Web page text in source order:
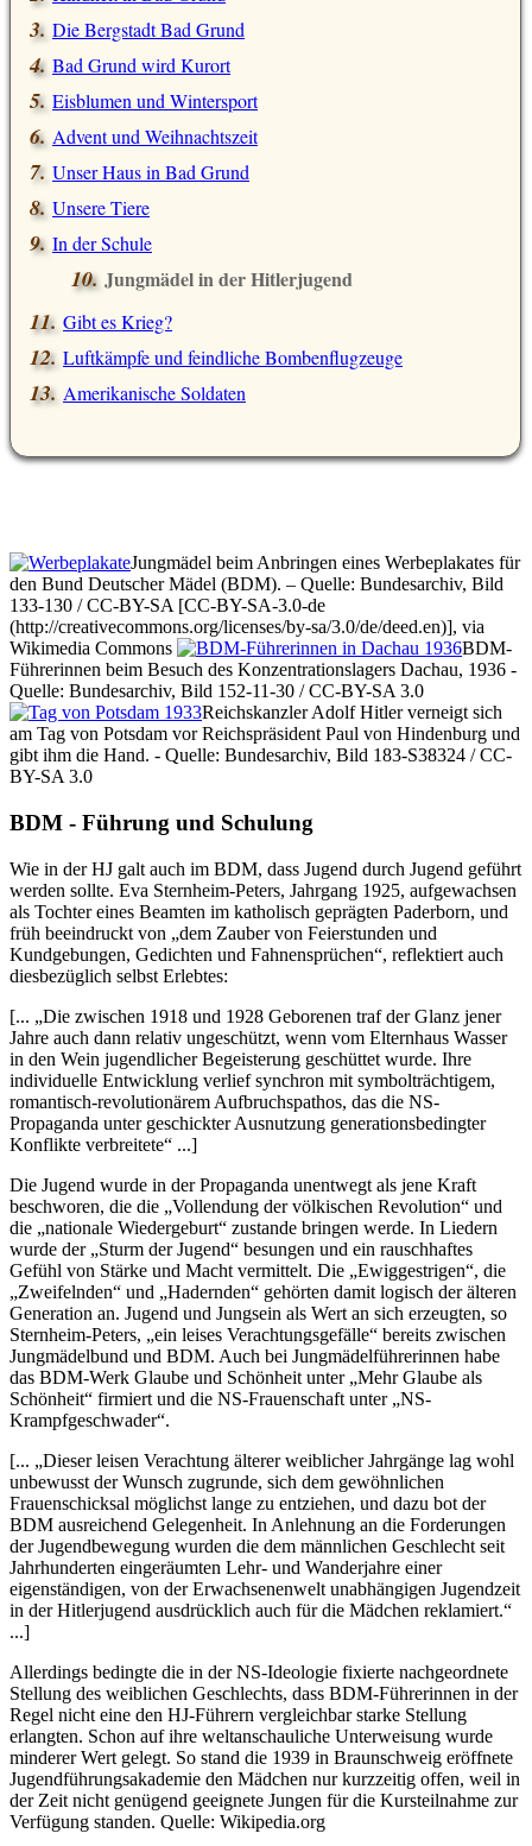
Die Bergstadt Bad Grund
Bad Grund wird Kurort
Eisblumen und Wintersport
Advent und Weihnachtszeit
Unser Haus in Bad Grund
Unsere Tiere
In der Schule
Jungmädel in der Hitlerjugend
Gibt es Krieg?
Luftkämpfe und feindliche Bombenflugzeuge
Amerikanische Soldaten
Jungmädel beim Anbringen eines Werbeplakates für
den Bund Deutscher Mädel (BDM). – Quelle: Bundesarchiv, Bild
133-130 / CC-BY-SA [CC-BY-SA-3.0-de
(http://creativecommons.org/licenses/by-sa/3.0/de/deed.en)], via
Wikimedia Commons
BDM-
Führerinnen beim Besuch des Konzentrationslagers Dachau, 1936 -
Quelle: Bundesarchiv, Bild 152-11-30 / CC-BY-SA 3.0
Reichskanzler Adolf Hitler verneigt sich
am Tag von Potsdam vor Reichspräsident Paul von Hindenburg und
gibt ihm die Hand. - Quelle: Bundesarchiv, Bild 183-S38324 / CC-
BY-SA 3.0
BDM - Führung und Schulung
Wie in der HJ galt auch im BDM, dass Jugend durch Jugend geführt
werden sollte. Eva Sternheim-Peters, Jahrgang 1925, aufgewachsen
als Tochter eines Beamten im katholisch geprägten Paderborn, und
früh beeindruckt von
dem Zauber von Feierstunden und
Kundgebungen, Gedichten und Fahnensprüchen , reflektiert auch
diesbezüglich selbst Erlebtes:
[...
Die zwischen 1918 und 1928 Geborenen traf der Glanz jener
Jahre auch dann relativ ungeschützt, wenn vom Elternhaus Wasser
in den Wein jugendlicher Begeisterung geschüttet wurde. Ihre
individuelle Entwicklung verlief synchron mit symbolträchtigem,
romantisch-revolutionärem Aufbruchspathos, das die NS-
Propaganda unter geschickter Ausnutzung generationsbedingter
Konflikte verbreitete
...]
Die Jugend wurde in der Propaganda unentwegt als jene Kraft
beschworen, die die
Vollendung der völkischen Revolution
und
die
nationale Wiedergeburt
zustande bringen werde. In Liedern
wurde der
Sturm der Jugend
besungen und ein rauschhaftes
Gefühl von Stärke und Macht vermittelt. Die
Ewiggestrigen , die
Zweifelnden
und Hadernden
gehörten damit logisch der älteren
Generation an. Jugend und Jungsein als Wert an sich erzeugten, so
Sternheim-Peters,
ein leises Verachtungsgefälle
bereits zwischen
Jungmädelbund und BDM. Auch bei Jungmädelführerinnen habe
das BDM-Werk Glaube und Schönheit unter Mehr Glaube als
Schönheit
firmiert und die NS-Frauenschaft unter NS-
Krampfgeschwader .
[...
Dieser leisen Verachtung älterer weiblicher Jahrgänge lag wohl
unbewusst der Wunsch zugrunde, sich dem gewöhnlichen
Frauenschicksal möglichst lange zu entziehen, und dazu bot der
BDM ausreichend Gelegenheit. In Anlehnung an die Forderungen
der Jugendbewegung wurden die dem männlichen Geschlecht seit
Jahrhunderten eingeräumten Lehr- und Wanderjahre einer
eigenständigen, von der Erwachsenenwelt unabhängigen Jugendzeit
in der Hitlerjugend ausdrücklich auch für die Mädchen reklamiert.
...]
Allerdings bedingte die in der NS-Ideologie fixierte nachgeordnete
Stellung des weiblichen Geschlechts, dass BDM-Führerinnen in der
Regel nicht eine den HJ-Führern vergleichbar starke Stellung
erlangten. Schon auf ihre weltanschauliche Unterweisung wurde
minderer Wert gelegt. So stand die 1939 in Braunschweig eröffnete
Jugendführungsakademie den Mädchen nur kurzzeitig offen, weil in
der Zeit nicht genügend geeignete Jungen für die Kursteilnahme zur
Verfügung standen. Quelle: Wikipedia.org